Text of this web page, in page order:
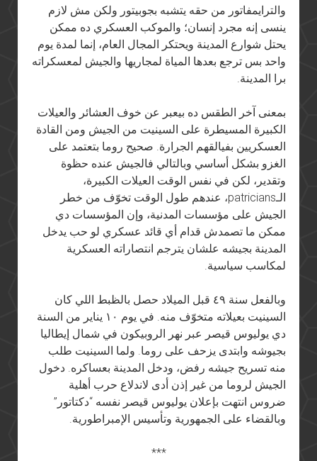
والترايمفاتور من حقه يتشبه بجوبيتور ولكن مش لازم
ينسى إنه مجرد إنسان؛ والموكب العسكري ده ممكن
يحتل شوارع المدينة ويحتكر المجال العام، إنما لمدة يوم
واحد بس ترجع بعدها المياة لمجاريها والجيش لمعسكراته
برا المدينة.
بمعنى آخر الطقس ده بيعبر عن خوف العشائر والعيلات
الكبيرة المسيطرة على السينيت من الجيش ومن القادة
العسكريين بفيالقهم الجرارة. صحيح روما بتعتمد على
الغزو بشكل أساسي وبالتالي فالجيش عنده حظوة
وتقدير، لكن في نفس الوقت العيلات الكبيرة،
الـpatricians، عندهم طول الوقت تخوّف من خطر
الجيش على مؤسسات المدنية، وإن المؤسسات دي
ممكن ما تصمدش قدام أي قائد عسكري لو حب يدخل
المدينة بجيشه علشان يترجم انتصاراته العسكرية
لمكاسب سياسية.
وبالفعل سنة ٤٩ قبل الميلاد حصل بالظبط اللي كان
السينيت بعيلاته متخوّف منه. في يوم ١٠ يناير من السنة
دي يوليوس قيصر عبر نهر الروبيكون في شمال إيطاليا
بجيوشه وابتدى يزحف على روما. ولما السينيت طلب
منه تسريح جيشه رفض، ودخل المدينة بعساكره. دخول
الجيش لروما من غير إذن أدى لاندلاع حرب أهلية
ضروس انتهت بإعلان يوليوس قيصر نفسه “دكتاتور”
وبالقضاء على الجمهورية وتأسيس الإمبراطورية.
***